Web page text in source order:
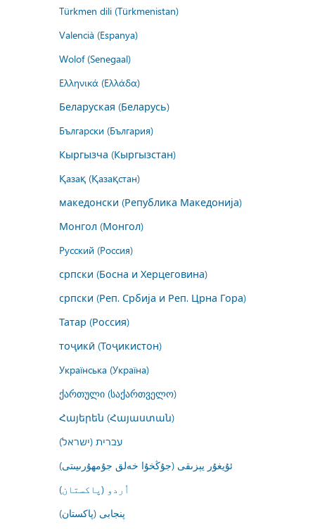
Türkmen dili (Türkmenistan)
Valencià (Espanya)
Wolof (Senegaal)
Ελληνικά (Ελλάδα)
Беларуская (Беларусь)
Български (България)
Кыргызча (Кыргызстан)
Қазақ (Қазақстан)
македонски (Република Македонија)
Монгол (Монгол)
Русский (Россия)
српски (Босна и Херцеговина)
српски (Реп. Србија и Реп. Црна Гора)
Татар (Россия)
тоҷикӣ (Тоҷикистон)
Українська (Україна)
ქართული (საქართველო)
Հայերեն (Հայաստան)
עברית (ישראל)
ئۇيغۇر يېزىقى (جۇڭخۇا خەلق جۇمھۇرىيىتى)
اُردو (پاکستان)
پنجابی (پاکستان)